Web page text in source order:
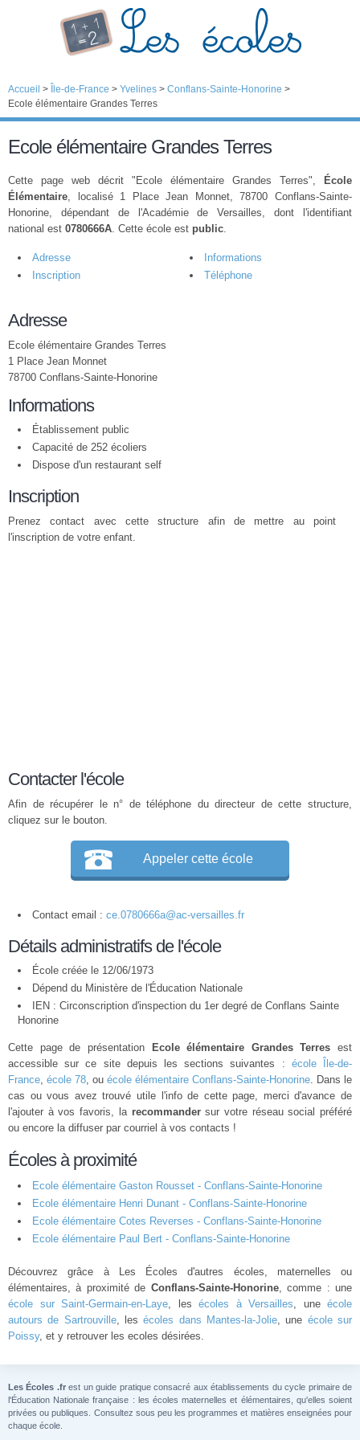
Accueil > Île-de-France > Yvelines > Conflans-Sainte-Honorine >
Ecole élémentaire Grandes Terres
Ecole élémentaire Grandes Terres
Cette page web décrit "Ecole élémentaire Grandes Terres",
École
Élémentaire, localisé 1 Place Jean Monnet, 78700 Conflans-Sainte-
Honorine, dépendant de l'Académie de Versailles, dont l'identifiant
national est 0780666A. Cette école est public.
Adresse
Informations
Inscription
Téléphone
Adresse
Ecole élémentaire Grandes Terres
1 Place Jean Monnet
78700 Conflans-Sainte-Honorine
Informations
Établissement public
Capacité de 252 écoliers
Dispose d'un restaurant self
Inscription
Prenez contact avec cette structure afin de mettre au point
l'inscription de votre enfant.
Contacter l'école
Afin de récupérer le n° de téléphone du directeur de cette structure,
cliquez sur le bouton.
Appeler cette école
Contact email : ce.0780666a@ac-versailles.fr
Détails administratifs de l'école
École créée le 12/06/1973
Dépend du Ministère de l'Éducation Nationale
IEN : Circonscription d'inspection du 1er degré de Conflans Sainte
Honorine
Cette page de présentation Ecole élémentaire Grandes Terres est
accessible sur ce site depuis les sections suivantes : école Île-de-
France, école 78, ou école élémentaire Conflans-Sainte-Honorine. Dans le
cas ou vous avez trouvé utile l'info de cette page, merci d'avance de
l'ajouter à vos favoris, la recommandersur votre réseau social préféré
ou encore la diffuser par courriel à vos contacts !
Écoles à proximité
Ecole élémentaire Gaston Rousset - Conflans-Sainte-Honorine
Ecole élémentaire Henri Dunant - Conflans-Sainte-Honorine
Ecole élémentaire Cotes Reverses - Conflans-Sainte-Honorine
Ecole élémentaire Paul Bert - Conflans-Sainte-Honorine
Découvrez grâce à Les Écoles d'autres écoles, maternelles ou
élémentaires, à proximité de Conflans-Sainte-Honorine, comme : une
école sur Saint-Germain-en-Laye, les écoles à Versailles, une école
autours de Sartrouville, lesécoles dans Mantes-la-Jolie, une école sur
Poissy, et y retrouver les ecoles désirées.
Les Écoles .frest un guide pratique consacré aux établissements du cycle primaire de
l'Éducation Nationale française : les écoles maternelles et élémentaires, qu'elles soient
privées ou publiques. Consultez sous peu les programmes et matières enseignées pour
chaque école.